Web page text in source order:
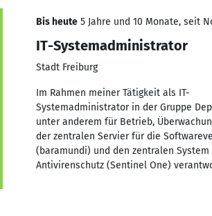
Bis heute 5 Jahre und 10 Monate, seit
IT-Systemadministrator
Stadt Freiburg
Im Rahmen meiner Tätigkeit als IT-
Systemadministrator in der Gruppe
unter anderem für Betrieb,
der zentralen Servier für die
(baramundi) und den zentralen System
Antivirenschutz (Sentinel One)